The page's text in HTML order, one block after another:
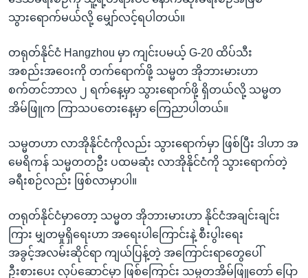
နေရာ
ကျော်
ရန်
သွားရောက်မယ်လို့ မျှော်လင့်ရပါတယ်။
တရုတ်နိုင်ငံ Hangzhou မှာ ကျင်းပမယ့် G-20 ထိပ်သီး
အစည်းအဝေးကို တက်ရောက်ဖို့ သမ္မတ အိုဘားမားဟာ
စက်တင်ဘာလ ၂ ရက်နေ့မှာ သွားရောက်ဖို့ ရှိတယ်လို့ သမ္မတ
အိမ်ဖြူက ကြာသပတေးနေ့မှာ ကြေညာပါတယ်။
သမ္မတဟာ လာအိုနိုင်ငံကိုလည်း သွားရောက်မှာ ဖြစ်ပြီး ဒါဟာ အ
မေရိကန် သမ္မတတဦး ပထမဆုံး လာအိုနိုင်ငံကို သွားရောက်တဲ့
ခရီးစဉ်လည်း ဖြစ်လာမှာပါ။
တရုတ်နိုင်ငံမှာတော့ သမ္မတ အိုဘားမားဟာ နိုင်ငံအချင်းချင်း
ကြား မျှတမှုရှိရေးဟာ အရေးပါကြောင်းနဲ့ စီးပွါးရေး
အခွင့်အလမ်းဆိုင်ရာ ကျယ်ပြန့်တဲ့ အကြောင်းရာတွေပေါ်
ဦးစားပေး လုပ်ဆောင်မှာ ဖြစ်ကြောင်း သမ္မတအိမ်ဖြူတော် ပြော